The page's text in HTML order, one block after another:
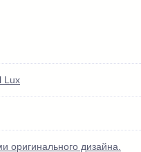
Lux
оригинального дизайна.